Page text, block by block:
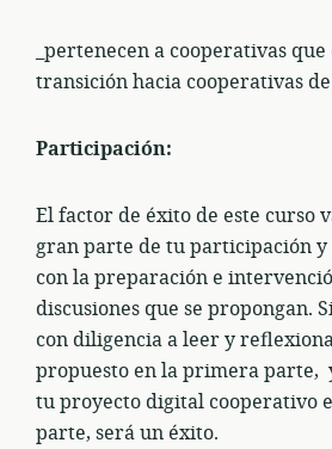
_pertenecen a cooperativas
transición hacia cooperativas
Participación:
El factor de éxito de este curso
gran parte de tu participación
con la preparación e
discusiones que se propongan.
con diligencia a leer y
propuesto en la primera parte,
tu proyecto digital cooperativo
parte, será un éxito.